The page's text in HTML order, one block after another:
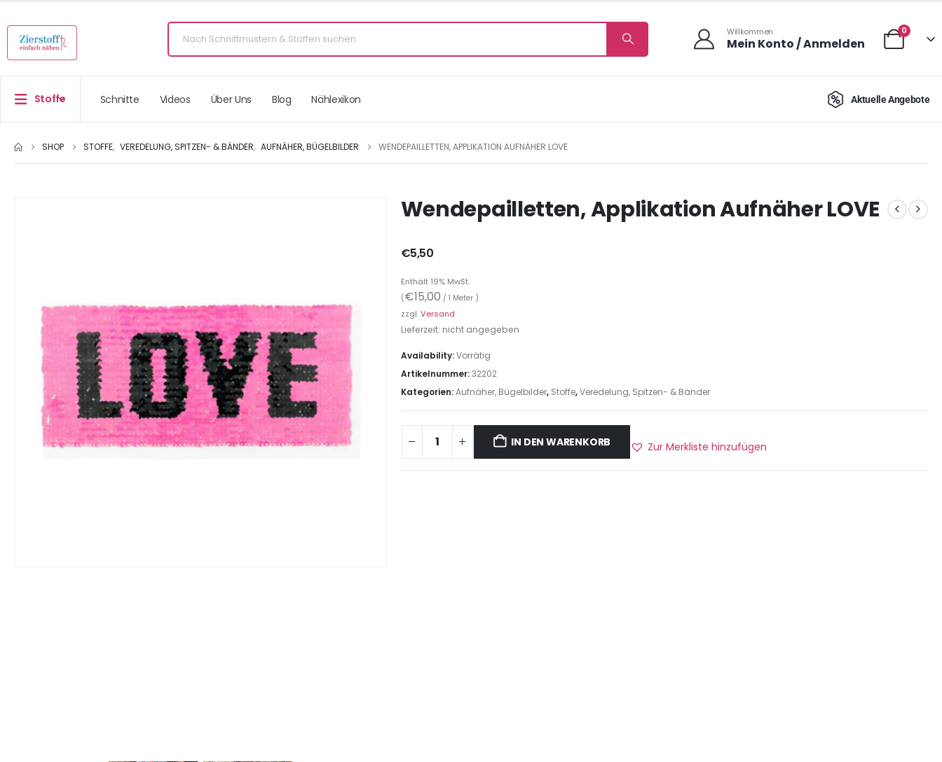
Willkommen
Mein Konto / Anmelden
0
Stoffe Schnitte Videos Über Uns Blog Nählexikon Aktuelle Angebote
SHOP STOFFE, VEREDELUNG, SPITZEN- & BÄNDER, AUFNÄHER, BÜGELBILDER WENDEPAILLETTEN, APPLIKATION AUFNÄHER LOVE
Wendepailletten, Applikation Aufnäher LOVE
€5,50
Enthält 19% MwSt.
(€15,00 / 1 Meter )
zzgl.Versand
Lieferzeit: nicht angegeben
Availability:Vorrätig
Artikelnummer:32202
Kategorien:Aufnäher, Bügelbilder, Stoffe,Veredelung, Spitzen- & Bänder
IN DEN WARENKORB Zur Merkliste hinzufügen